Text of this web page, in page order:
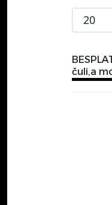
Prikaži
čuli,a